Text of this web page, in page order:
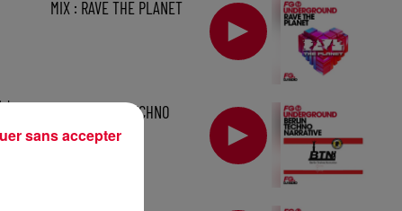
h
MIX : RAVE THE PLANET
MIX : BERLIN TECHNO
NARRATIVE
sans accepter